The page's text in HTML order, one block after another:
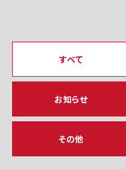
すべて
お知らせ
その他